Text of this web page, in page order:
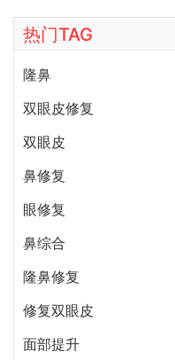
热门TAG
隆鼻
双眼皮修复
双眼皮
鼻修复
眼修复
鼻综合
隆鼻修复
修复双眼皮
面部提升